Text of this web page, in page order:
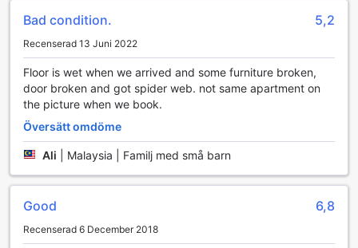
din vistelse utan att tänka på transportavgifter, vilket ger
Den centrala placeringen av lägenheten gör det också
om du vill besöka de berömda teplantagen, vandra i de
frodiga bergen eller upptäcka de livliga marknaderna i
området, är en egen bil en stor fördel. Med gratis parkering
tillgänglig kan du enkelt göra dagsutflykter och njuta av allt
som Cameron Highlands har att erbjuda.
Upplev lyx och bekvämlighet i Brinchang
Välkommen till denna fantastiska lägenhet på 1000 m² i
Brinchang, där varje detalj är noggrant utformad för att ge
Bad condition. 5,2
Recenserad 13 Juni 2022
Floor is wet when we arrived and some furniture broken,
door broken and got spider web. not same apartment on
the picture when we book.
Översätt omdöme
Ali Malaysia | Familj med små barn
Good 6,8
Recenserad 6 December 2018